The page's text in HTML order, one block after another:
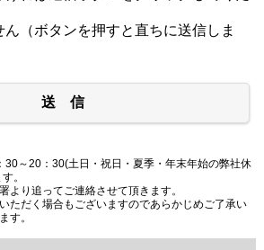
（ボタンを押すと直ちに送信しま
送 信
30～20：30(土日・祝日・夏季・年末年始の弊社休
。
より追ってご連絡させて頂きます。
ただく場合もございますのであらかじめご了承い
す。